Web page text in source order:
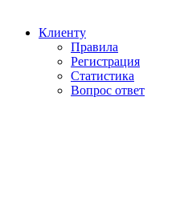
Клиенту
Правила
Регистрация
Статистика
Вопрос ответ